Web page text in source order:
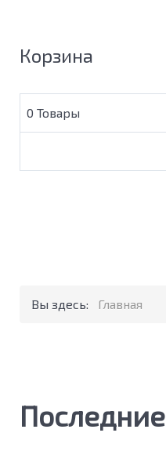
Корзина
0 Товары
Вы здесь: Главная
Последние